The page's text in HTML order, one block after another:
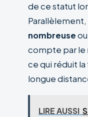
de ce statut
nombreuse
compte par le
ce qui réduit
longue
LIRE AUSSI